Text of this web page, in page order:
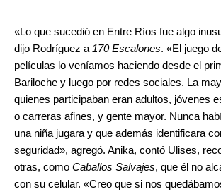
«Lo que sucedió en Entre Ríos fue algo
dijo Rodríguez a 170 Escalones. «El juego
películas lo veníamos haciendo desde el
Bariloche y luego por redes sociales. La
quienes participaban eran adultos, jóvenes
o carreras afines, y gente mayor. Nunca
una niña jugara y que además identificara
seguridad», agregó. Anika, contó Ulises,
otras, como Caballos Salvajes, que él no
con su celular. «Creo que si nos